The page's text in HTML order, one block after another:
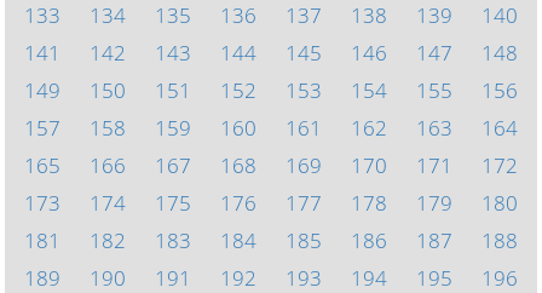
133
134 135 136 137 138 139
140
141
142 143 144 145 146 147
148
149
150 151 152 153 154 155
156
157
158 159 160 161 162 163
164
165
166 167 168 169 170 171
172
173
174 175 176 177 178 179
180
181
182 183 184 185 186 187
188
189
190 191 192 193 194 195
196